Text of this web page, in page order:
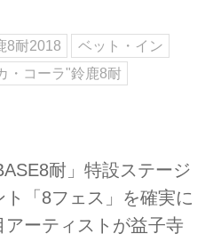
8耐2018
ベット・イン
・コーラ"鈴鹿8耐
耐」特設ステージ
「8フェス」を確実に
ーティストが益子寺